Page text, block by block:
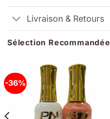
Livraison & Retours
Sélection Recommandée
-36%